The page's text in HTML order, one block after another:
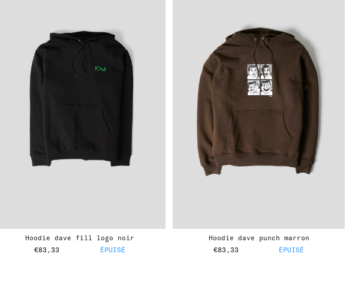
hoodie dave fill logo noir
€83,33
ÉPUISÉ
hoodie dave punch marron
€83,33
ÉPUISÉ